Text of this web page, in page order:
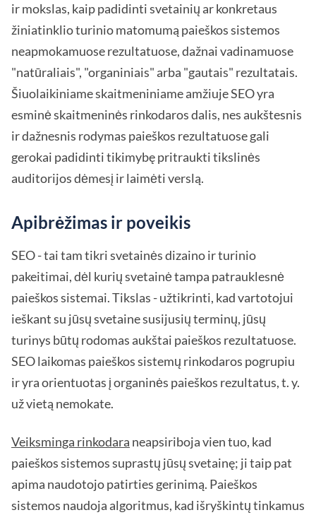
ir mokslas, kaip padidinti svetainių ar konkretaus
žiniatinklio turinio matomumą paieškos sistemos
neapmokamuose rezultatuose, dažnai vadinamuose
"natūraliais", "organiniais" arba "gautais" rezultatais.
Šiuolaikiniame skaitmeniniame amžiuje SEO yra
esminė skaitmeninės rinkodaros dalis, nes aukštesnis
ir dažnesnis rodymas paieškos rezultatuose gali
gerokai padidinti tikimybę pritraukti tikslinės
auditorijos dėmesį ir laimėti verslą.
Apibrėžimas ir poveikis
SEO - tai tam tikri svetainės dizaino ir turinio
pakeitimai, dėl kurių svetainė tampa patrauklesnė
paieškos sistemai. Tikslas - užtikrinti, kad vartotojui
ieškant su jūsų svetaine susijusių terminų, jūsų
turinys būtų rodomas aukštai paieškos rezultatuose.
SEO laikomas paieškos sistemų rinkodaros pogrupiu
ir yra orientuotas į organinės paieškos rezultatus, t. y.
už vietą nemokate.
Veiksminga rinkodara neapsiriboja vien tuo, kad
paieškos sistemos suprastų jūsų svetainę; ji taip pat
apima naudotojo patirties gerinimą. Paieškos
sistemos naudoja algoritmus, kad išryškintų tinkamus